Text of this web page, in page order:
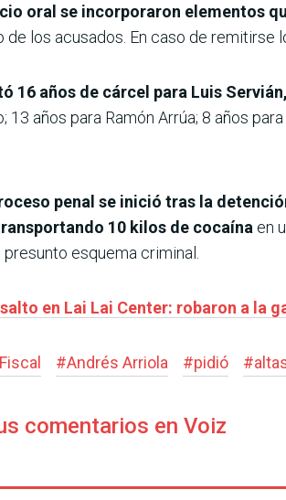
oral se incorporaron elementos
de los acusados. En caso de
16 años de cárcel para Luis
13 años para Ramón Arrúa; 8 años
penal se inició tras la
10 kilos de cocaína en
esquema criminal.
en Lai Lai Center: robaron a la
Fiscal #Andrés Arriola #pidió #
comentarios en Voiz